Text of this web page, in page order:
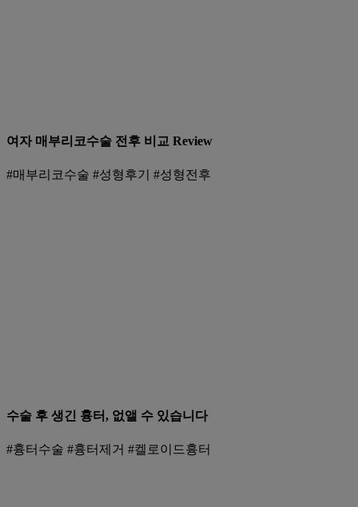
여자 매부리코수술 전후 비교 Review
#매부리코수술 #성형후기 #성형전후
수술 후 생긴 흉터, 없앨 수 있습니다
#흉터수술 #흉터제거 #켈로이드흉터